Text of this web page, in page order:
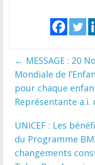
← MESSAGE : 20
Mondiale de
pour chaque
Représentante a.i.
UNICEF : Les
du Programme
changements